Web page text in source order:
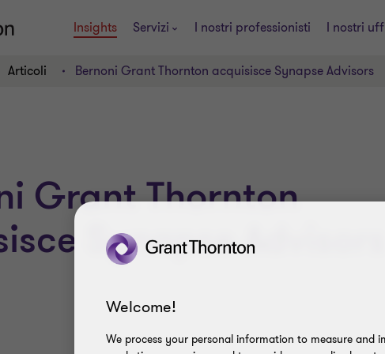
Insights Servizi I nostri professionisti I nostri
Articoli Bernoni Grant Thornton acquisisce Synapse Advisors
Grant Thornton
Synapse Advisors
Welcome!
We process your personal information to measure and